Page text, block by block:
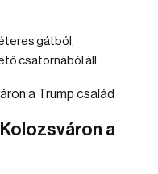
gátból,
csatornából áll.
a